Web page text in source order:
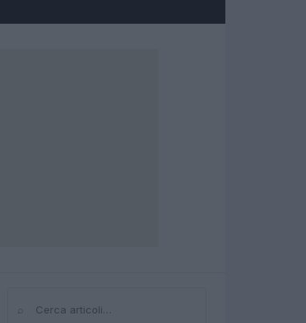
Cerca